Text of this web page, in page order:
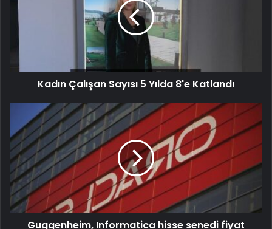
Kadın Çalışan Sayısı 5 Yılda 8'e Katlandı
Guggenheim, Informatica hisse senedi fiyat